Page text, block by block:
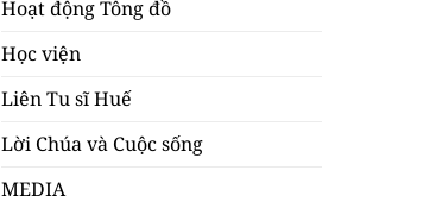
Hoạt động Tông đồ
Học viện
Liên Tu sĩ Huế
Lời Chúa và Cuộc sống
MEDIA